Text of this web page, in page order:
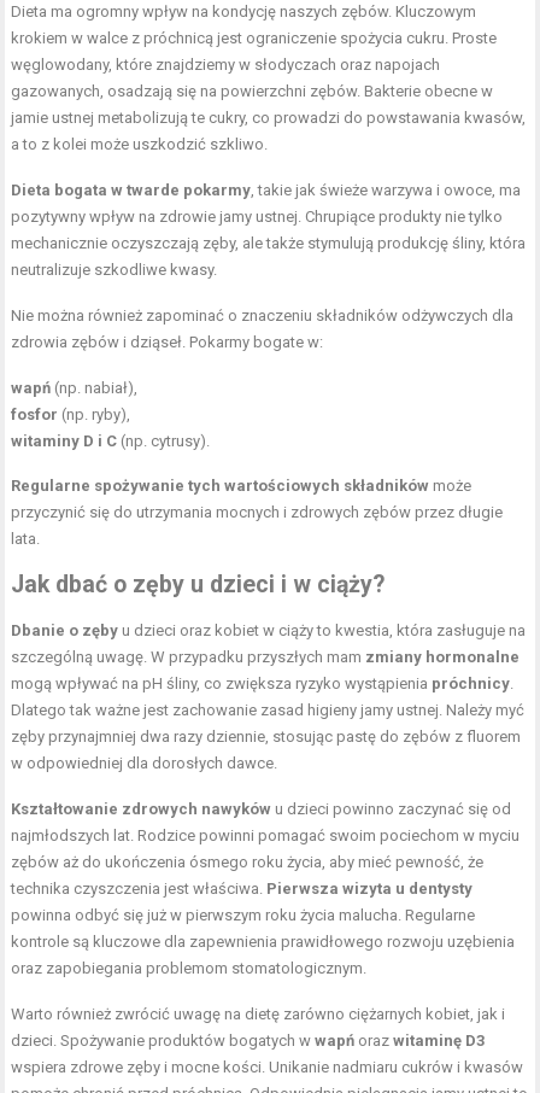
Dieta ma ogromny wpływ na kondycję naszych zębów. Kluczowym
krokiem w walce z próchnicą jest ograniczenie spożycia cukru. Proste
węglowodany, które znajdziemy w słodyczach oraz napojach
gazowanych, osadzają się na powierzchni zębów. Bakterie obecne w
jamie ustnej metabolizują te cukry, co prowadzi do powstawania kwasów,
a to z kolei może uszkodzić szkliwo.
Dieta bogata w twarde pokarmy , takie jak świeże warzywa i owoce, ma
pozytywny wpływ na zdrowie jamy ustnej. Chrupiące produkty nie tylko
mechanicznie oczyszczają zęby, ale także stymulują produkcję śliny, która
neutralizuje szkodliwe kwasy.
Nie można również zapominać o znaczeniu składników odżywczych dla
zdrowia zębów i dziąseł. Pokarmy bogate w:
wapń (np. nabiał),
fosfor (np. ryby),
witaminy D i C (np. cytrusy).
Regularne spożywanie tych wartościowych składników może
przyczynić się do utrzymania mocnych i zdrowych zębów przez długie
lata.
Jak dbać o zęby u dzieci i w ciąży?
Dbanie o zęby u dzieci oraz kobiet w ciąży to kwestia, która zasługuje na
szczególną uwagę. W przypadku przyszłych mam zmiany hormonalne
mogą wpływać na pH śliny, co zwiększa ryzyko wystąpienia próchnicy
Dlatego tak ważne jest zachowanie zasad higieny jamy ustnej. Należy myć
zęby przynajmniej dwa razy dziennie, stosując pastę do zębów z fluorem
w odpowiedniej dla dorosłych dawce.
Kształtowanie zdrowych nawyków u dzieci powinno zaczynać się od
najmłodszych lat. Rodzice powinni pomagać swoim pociechom w myciu
zębów aż do ukończenia ósmego roku życia, aby mieć pewność, że
technika czyszczenia jest właściwa. Pierwsza wizyta u dentysty
powinna odbyć się już w pierwszym roku życia malucha. Regularne
kontrole są kluczowe dla zapewnienia prawidłowego rozwoju uzębienia
oraz zapobiegania problemom stomatologicznym.
Warto również zwrócić uwagę na dietę zarówno ciężarnych kobiet, jak i
dzieci. Spożywanie produktów bogatych wwapń orazwitaminę D3
wspiera zdrowe zęby i mocne kości. Unikanie nadmiaru cukrów i kwasów